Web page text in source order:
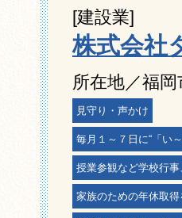
[建設業]
株式会社
所在地／福
見守り・声かけ
毎月１～７日に“「い
授業参観など学校行
家族のための年休取得